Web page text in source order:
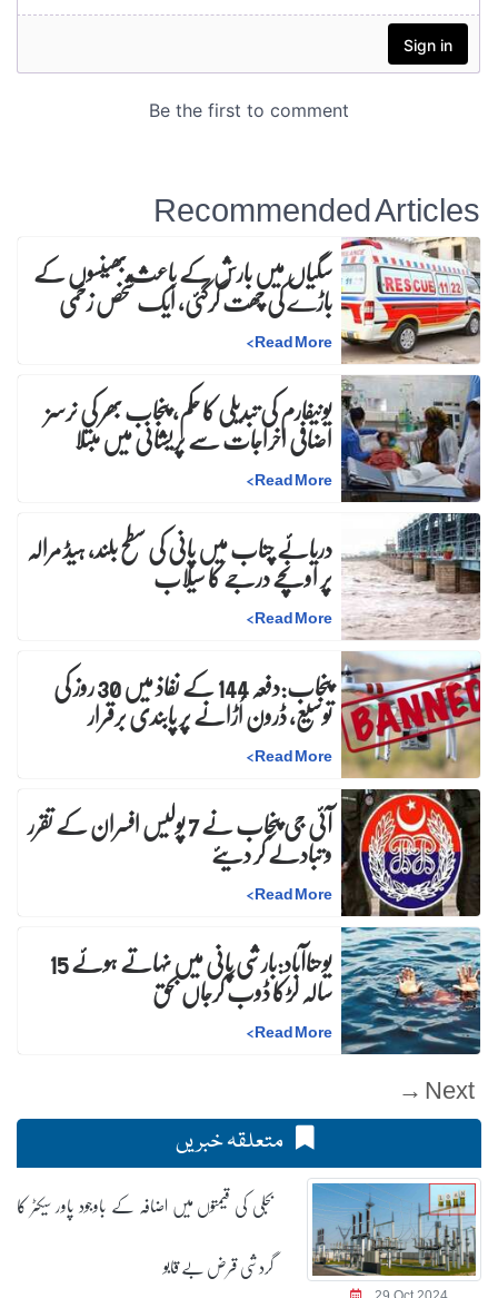
Recommended Articles
سگیاں میں بارش کے باعث بھینسوں کے
باڑے کی چھت گرگئی، ایک شخص زخمی
Read More
>
یونیفارم کی تبدیلی کا حکم، پنجاب بھر کی نرسز
اضافی اخراجات سے پریشانی میں مبتلا
Read More
>
دریائے چناب میں پانی کی سطح بلند، ہیڈ مرالہ
پر اونچے درجے کا سیلاب
Read More
>
پنجاب:دفعہ 144 کے نفاذ میں 30 روز کیتوسیع، ڈرون اُڑانے پر پابندی برقرار
Read More
>
آئی جی پنجاب نے 7 پولیس افسران کے تقرر و تبادلے کر دیئے
Read More
>
یوحناآباد:بارشی پانی میں نہاتے ہوئے 15 سالہ لڑکا ڈوب کرجاں بحق
Read More
>
Next →
متعلقہ خبریں
بجلی کی قیمتوں میں اضافہ کے باوجود پاور سیکٹر کا
گردشی قرض بے قابو